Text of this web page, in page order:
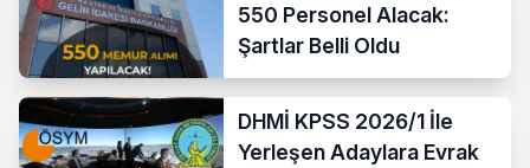
550 Personel Alacak:
Şartlar Belli Oldu
DHMİ KPSS 2026/1 İle
Yerleşen Adaylara Evrak